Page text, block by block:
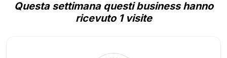
Questa settimana questi business hanno
ricevuto 1 visite